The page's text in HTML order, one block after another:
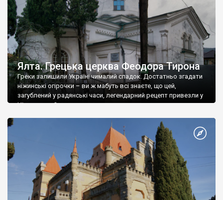
Ялта. Грецька церква Феодора Тирона
Греки залишили Україні чималий спадок. Достатньо згадати
ніжинські огірочки – ви ж мабуть всі знаєте, що цей,
загублений у радянські часи, легендарний рецепт привезли у
Ніжин греки?